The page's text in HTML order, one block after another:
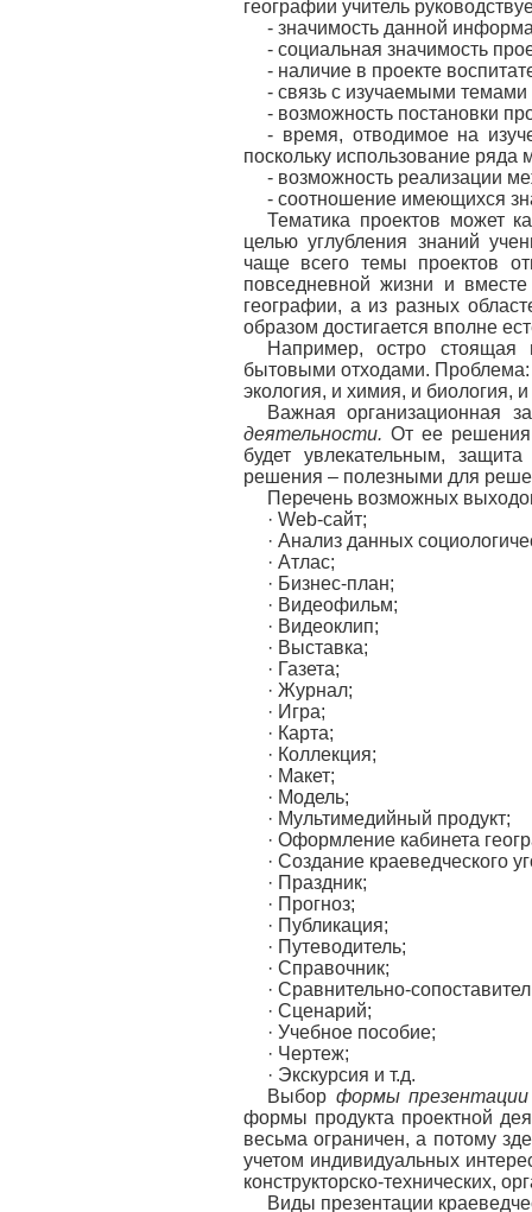
географии учитель
- значимость данной
- социальная значимость
- наличие в проекте
- связь с изучаемыми
- возможность постановки
- время, отводимое на
поскольку использование ряда
- возможность реализации
- соотношение имеющихся
Тематика проектов может
целью углубления знаний
чаще всего темы проектов
повседневной жизни и
географии, а из разных
образом достигается вполне
Например, остро стоящая
бытовыми отходами. Проблема:
экология, и химия, и биология,
Важная организационная
деятельности. От ее решения
будет увлекательным,
решения – полезными для
Перечень возможных
· Web-сайт;
· Анализ данных
· Атлас;
· Бизнес-план;
· Видеофильм;
· Видеоклип;
· Выставка;
· Газета;
· Журнал;
· Игра;
· Карта;
· Коллекция;
· Макет;
· Модель;
· Мультимедийный продукт;
· Оформление кабинета
· Создание краеведческого
· Праздник;
· Прогноз;
· Публикация;
· Путеводитель;
· Справочник;
· Сравнительно-
· Сценарий;
· Учебное пособие;
· Чертеж;
· Экскурсия и т.д.
Выбор формы
формы продукта проектной
весьма ограничен, а потому
учетом индивидуальных
конструкторско-технических,
Виды презентации